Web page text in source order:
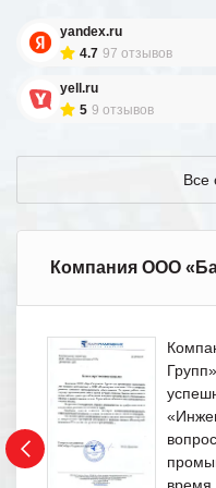
yandex.ru
4.7 97 отзывов
yell.ru
5 9 отзывов
Все
Компания ООО